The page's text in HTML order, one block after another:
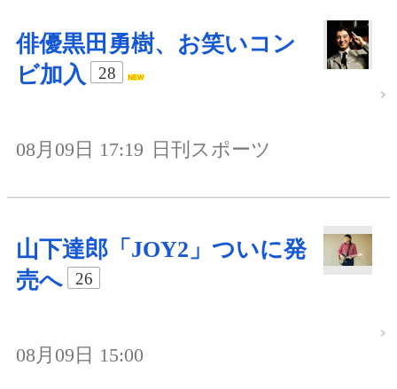
俳優黒田勇樹、お笑いコン
ビ加入
28
08月09日 17:19 日刊スポーツ
山下達郎「JOY2」ついに発
売へ
26
08月09日 15:00